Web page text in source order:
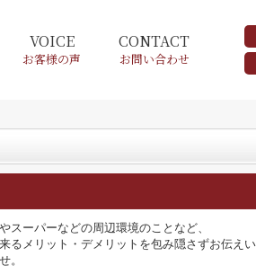
VOICE
お客様の声
CONTACT
お問い合わせ
スーパーなどの周辺環境のことなど、
メリット・デメリットを包み隠さずお伝えい
。